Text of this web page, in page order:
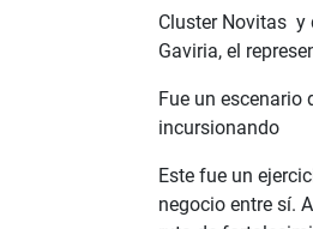
Cluster Novitas y
Gaviria, el
Fue un escenario
incursionando
Este fue un
negocio entre sí.